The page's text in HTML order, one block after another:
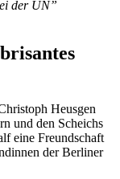
der UN”
Heusgen
und den Scheichs
eine Freundschaft
der Berliner